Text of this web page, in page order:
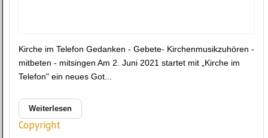
Kirche im Telefon Gedanken - Gebete- Kirchenmusikzuhören -
mitbeten - mitsingen Am 2. Juni 2021 startet mit „Kirche im
Telefon" ein neues Got...
Weiterlesen
Copyright